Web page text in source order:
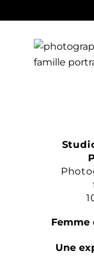
Femme
Une